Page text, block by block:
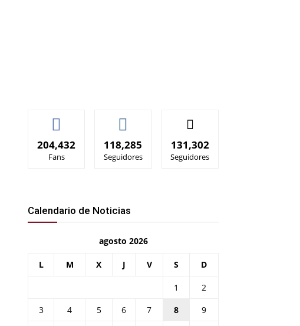
204,432
Fans
118,285
Seguidores
131,302
Seguidores
Calendario de Noticias
agosto 2026
L M X J V S D
1
2
3
4 5 6 7 8
9